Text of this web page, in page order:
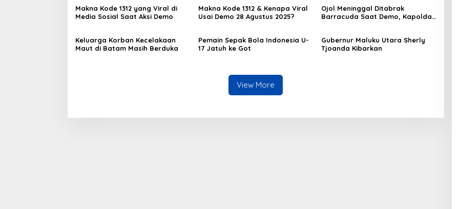
Makna Kode 1312 yang Viral di
Media Sosial Saat Aksi Demo
Makna Kode 1312 & Kenapa Viral
Usai Demo 28 Agustus 2025?
Ojol Meninggal Ditabrak
Barracuda Saat Demo, Kapolda:
Keluarga Korban Kecelakaan
Maut di Batam Masih Berduka
Pemain Sepak Bola Indonesia U-
17 Jatuh ke Got
Gubernur Maluku Utara Sherly
Tjoanda Kibarkan
View More